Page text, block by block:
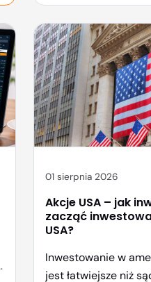
śledzą miliony
ekonomistów na
dokładnie jest ten
co […]
01 sierpnia 2026
Akcje USA – jak
zacząć
USA?
Inwestowanie w
jest łatwiejsze niż